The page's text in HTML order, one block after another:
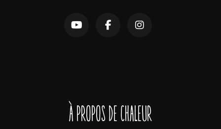
À propos de Chaleur